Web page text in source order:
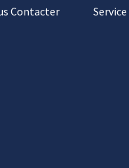
Contacter